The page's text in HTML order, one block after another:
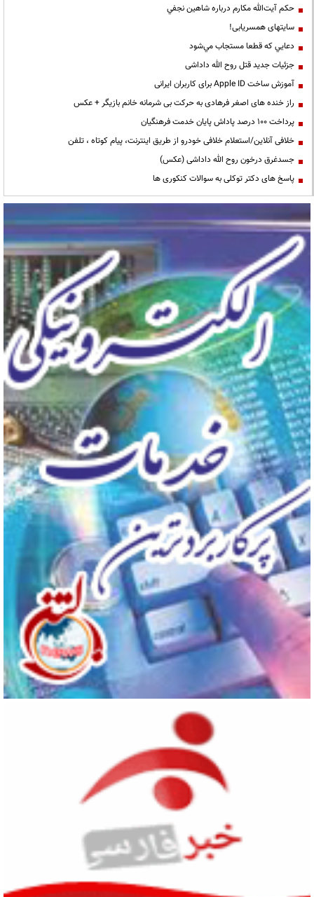
حكم آيت‌الله مكارم درباره شاهين نجفي
سایتهای همسریابی!
دعايي كه قطعا مستجاب مي‌شود
جزئیات جدید قتل روح الله داداشی
آموزش ساخت Apple ID برای کاربران ایرانی
راز خنده های اصغر فرهادی به حرکت بی شرمانه خانم بازیگر + عکس
پرداخت ۱۰۰ درصد پاداش پایان خدمت فرهنگیان
خلافی آنلاین/استعلام خلافی خودرو از طریق اینترنت، پیام کوتاه ، تلفن
جسدغرق درخون روح الله داداشی (عکس)
پاسخ های دکتر توکلی به سوالات کنکوری ها